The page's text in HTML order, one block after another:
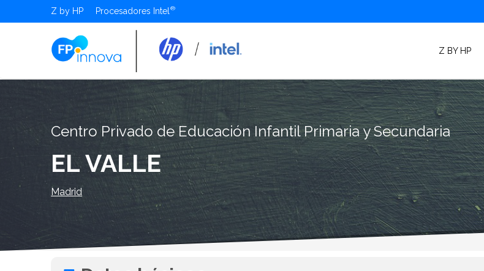
Z by HP Procesadores Intel
Z BY HP
Centro Privado de Educación Infantil Primaria y Secundaria
EL VALLE
Madrid